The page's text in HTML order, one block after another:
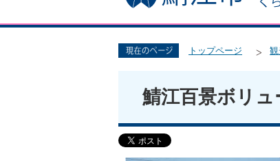
トップページ
鯖江百景ボリュ